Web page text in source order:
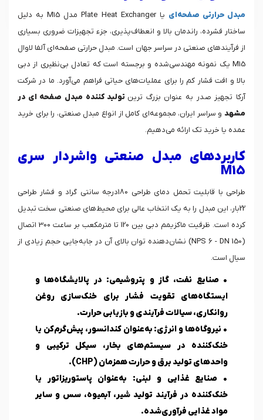
مبدل‌ حرارتی صفحه‌ای
یا Plate Heat Exchanger مدل M15 به دلیل
ساختار فشرده، راندمان بالا و انعطاف‌پذیری، جزء تجهیزات ضروری بسیاری
از فرآیندهای صنعتی در سراسر جهان است. مبدل حرارتی صفحه‌ای آلفا لاوال
M15 یک نمونه مهندسی‌شده و برجسته است که تعادل بی‌نظیری از دبی
بالا و افت فشار کم را برای عملیات‌های حیاتی فراهم می‌آورد. ما در شرکت
آرکا تجهیز صدر به عنوان بزرگ ترین تولید کننده مبدل صفحه ای در
مشهد و سراسر ایران، مجموعه‌ای کامل از انواع مبدل‌ صنعتی، را برای خرید
عمده یا خرید تک ارائه می‌دهیم.
کاربردهای مبدل صنعتی واشردار سری
M15
طراحی با قابلیت تحمل دمای طراحی 180درجه سانتی گراد و فشار طراحی
22بار، این مبدل را به یک انتخاب عالی برای محیط‌های صنعتی سخت تبدیل
کرده است. ظرفیت ماکزیمم دبی بین 120 تا مترمکعب بر ساعت 300 اتصال
(NPS 6 - DN 150) نشان‌دهنده توان بالای آن در جابه‌جایی حجم زیادی از
سیال است.
•صنایع نفت، گاز و پتروشیمی: در پالایشگاه‌ها و
ایستگاه‌های تقویت فشار برای خنک‌سازی روغن
روانکاری، سیالات فرآیندی و بازیابی حرارت.
• نیروگاه‌ها و انرژی: به‌عنوان کندانسور، پیش‌گرم‌کن یا
خنک‌کننده در سیستم‌های بخار، سیکل ترکیبی و
واحدهای تولید برق و حرارت همزمان (CHP).
• صنایع غذایی و لبنی: به‌عنوان پاستوریزاتور یا
خنک‌کننده در فرآیند تولید شیر، آبمیوه، سس و سایر
مواد غذایی فرآوری‌شده.